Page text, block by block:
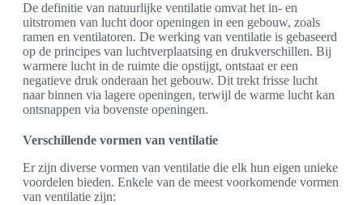
De definitie van natuurlijke ventilatie omvat het in- en
uitstromen van lucht door openingen in een gebouw, zoals
ramen en ventilatoren. De werking van ventilatie is gebaseerd
op de principes van luchtverplaatsing en drukverschillen. Bij
warmere lucht in de ruimte die opstijgt, ontstaat er een
negatieve druk onderaan het gebouw. Dit trekt frisse lucht
naar binnen via lagere openingen, terwijl de warme lucht kan
ontsnappen via bovenste openingen.
Verschillende vormen van ventilatie
Er zijn diverse vormen van ventilatie die elk hun eigen unieke
voordelen bieden. Enkele van de meest voorkomende vormen
van ventilatie zijn: